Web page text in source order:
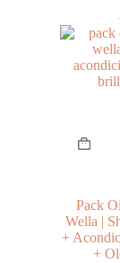
Pack
Wella |
+
+